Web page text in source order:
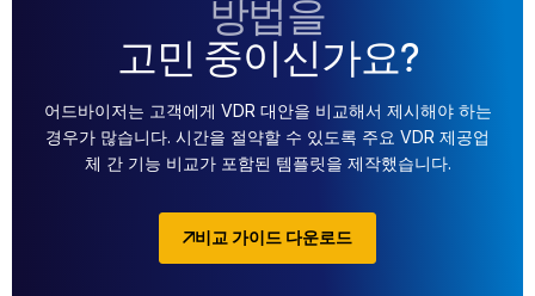
방법을
고민 중이신가요?
어드바이저는 고객에게 VDR 대안을 비교해서 제시해야 하는
경우가 많습니다. 시간을 절약할 수 있도록 주요 VDR 제공업
체 간 기능 비교가 포함된 템플릿을 제작했습니다.
비교 가이드 다운로드